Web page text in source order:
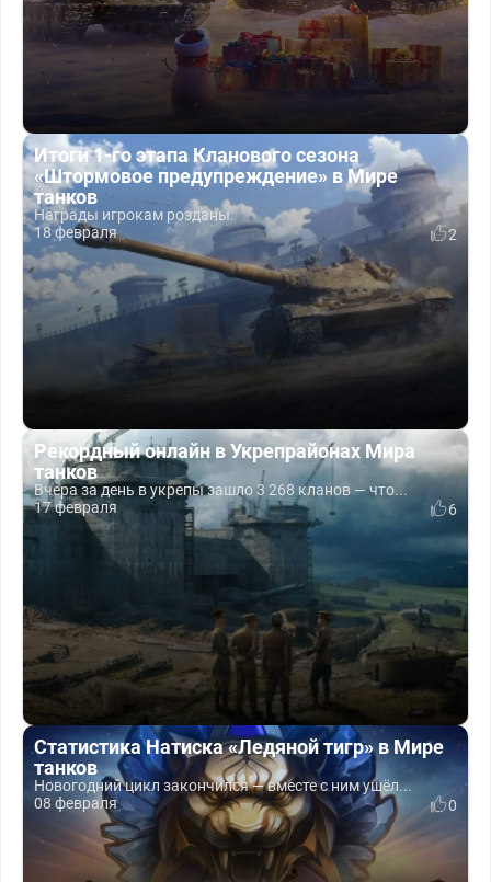
Итоги 1-го этапа Кланового сезона
«Штормовое предупреждение» в Мире
танков
Награды игрокам розданы.
18 февраля
2
Рекордный онлайн в Укрепрайонах Мира
танков
Вчера за день в укрепы зашло 3 268 кланов — что...
17 февраля
6
Статистика Натиска «Ледяной тигр» в Мире
танков
Новогодний цикл закончился — вместе с ним ушёл...
08 февраля
0